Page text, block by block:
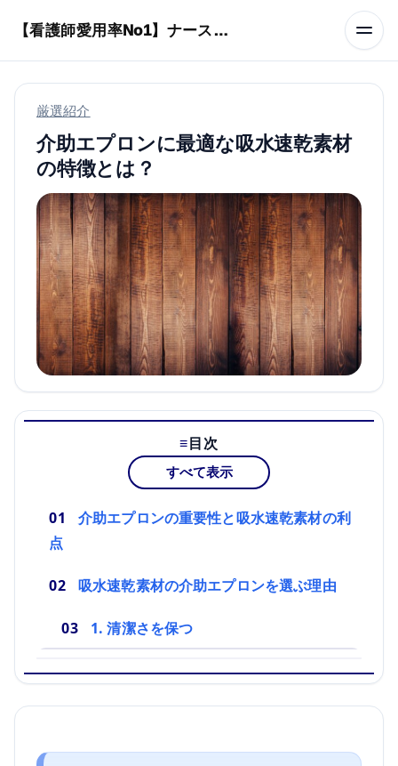
【看護師愛用率No1】ナースリーで人気の商品はコレ
厳選紹介
介助エプロンに最適な吸水速乾素材
の特徴とは？
目次
すべて表示
介助エプロンの重要性と吸水速乾素材の利
点
吸水速乾素材の介助エプロンを選ぶ理由
1. 清潔さを保つ